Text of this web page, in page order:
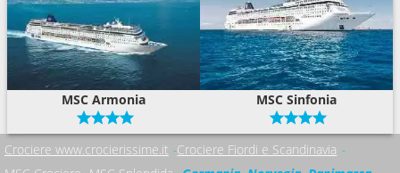
MSC Armonia MSC Sinfonia
Crociere www.crocierissime.it Crociere Fiordi e Scandinavia